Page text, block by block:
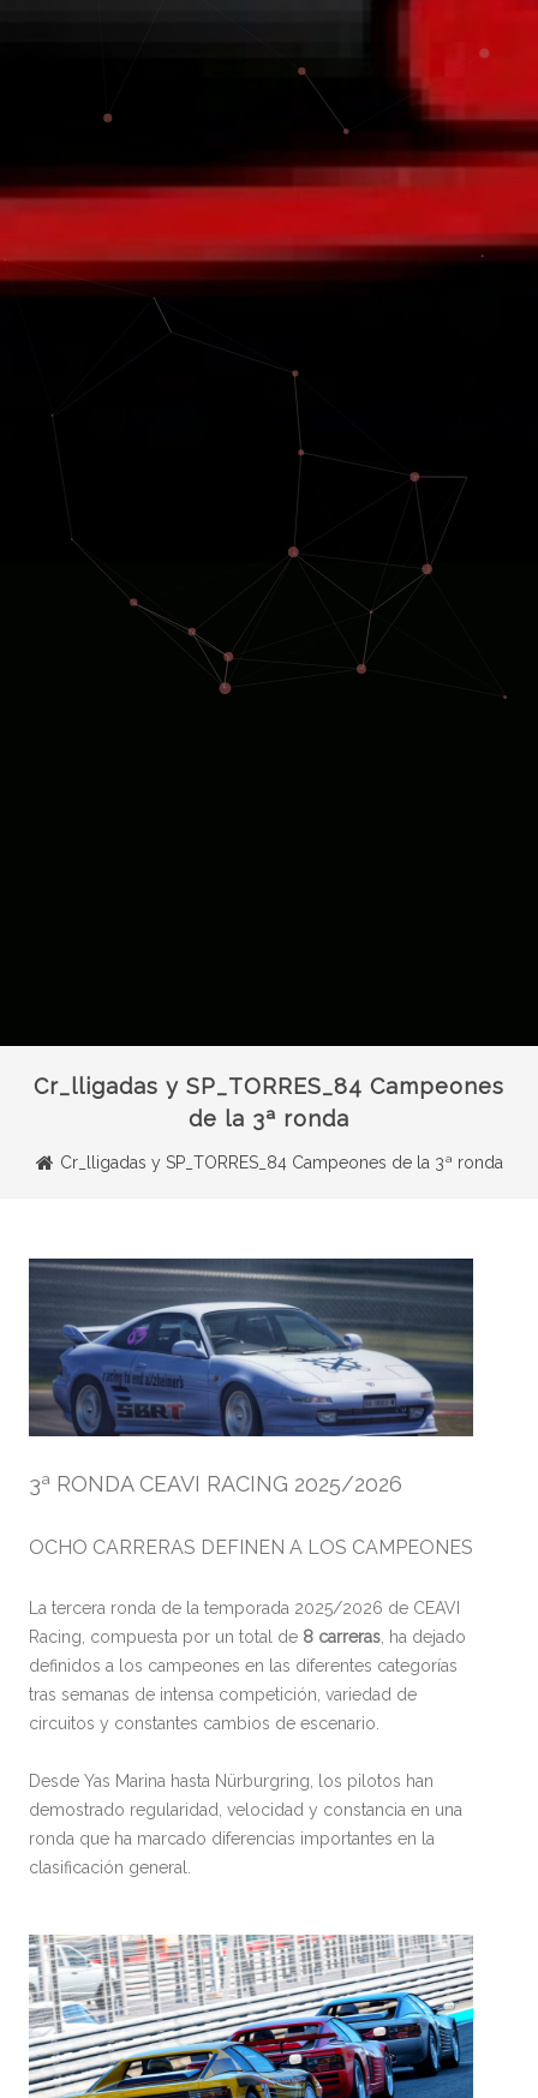
Cr_lligadas y SP_TORRES_84 Campeones
de la 3ª ronda
Cr_lligadas y SP_TORRES_84 Campeones de la 3ª ronda
3ª RONDA CEAVI RACING 2025/2026
OCHO CARRERAS DEFINEN A LOS CAMPEONES
La tercera ronda de la temporada 2025/2026 de CEAVI
Racing, compuesta por un total de 8 carreras , ha dejado
definidos a los campeones en las diferentes categorías
tras semanas de intensa competición, variedad de
circuitos y constantes cambios de escenario.
Desde Yas Marina hasta Nürburgring, los pilotos han
demostrado regularidad, velocidad y constancia en una
ronda que ha marcado diferencias importantes en la
clasificación general.